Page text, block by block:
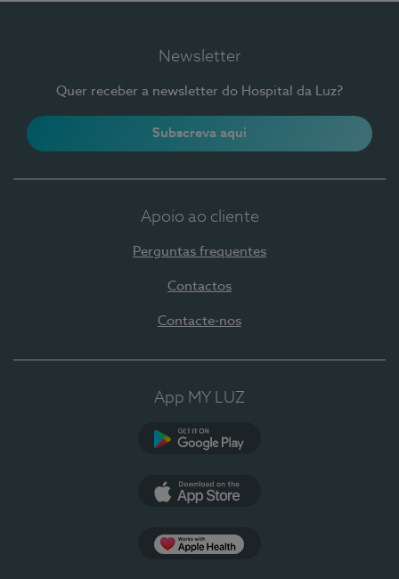
Newsletter
Quer receber a newsletter do Hospital da Luz?
Subscreva aqui
Apoio ao cliente
Perguntas frequentes
Contactos
Contacte-nos
App MY LUZ